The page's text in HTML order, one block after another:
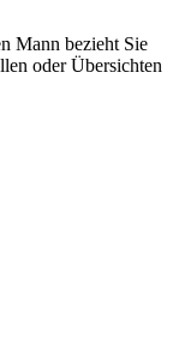
Mann bezieht Sie
oder Übersichten